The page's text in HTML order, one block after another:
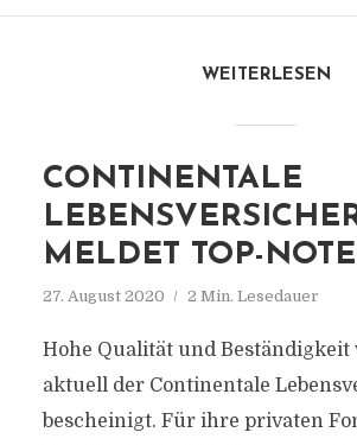
WEITERLESEN
CONTINENTALE
MELDET TOP-
27. August 2020 2 Min. Lesedauer
Hohe Qualität und
aktuell der Continentale
bescheinigt. Für ihre privaten